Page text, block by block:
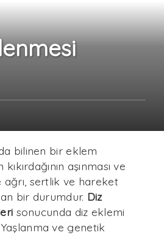
bilinen bir eklem
kıkırdağının aşınması ve
sertlik ve hareket
bir durumdur. Diz
sonucunda diz eklemi
ve genetik